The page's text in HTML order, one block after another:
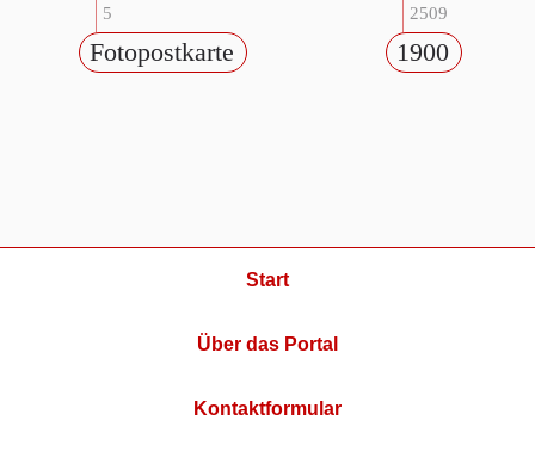
5
Fotopostkarte
2509
1900
Start
Über das Portal
Kontaktformular